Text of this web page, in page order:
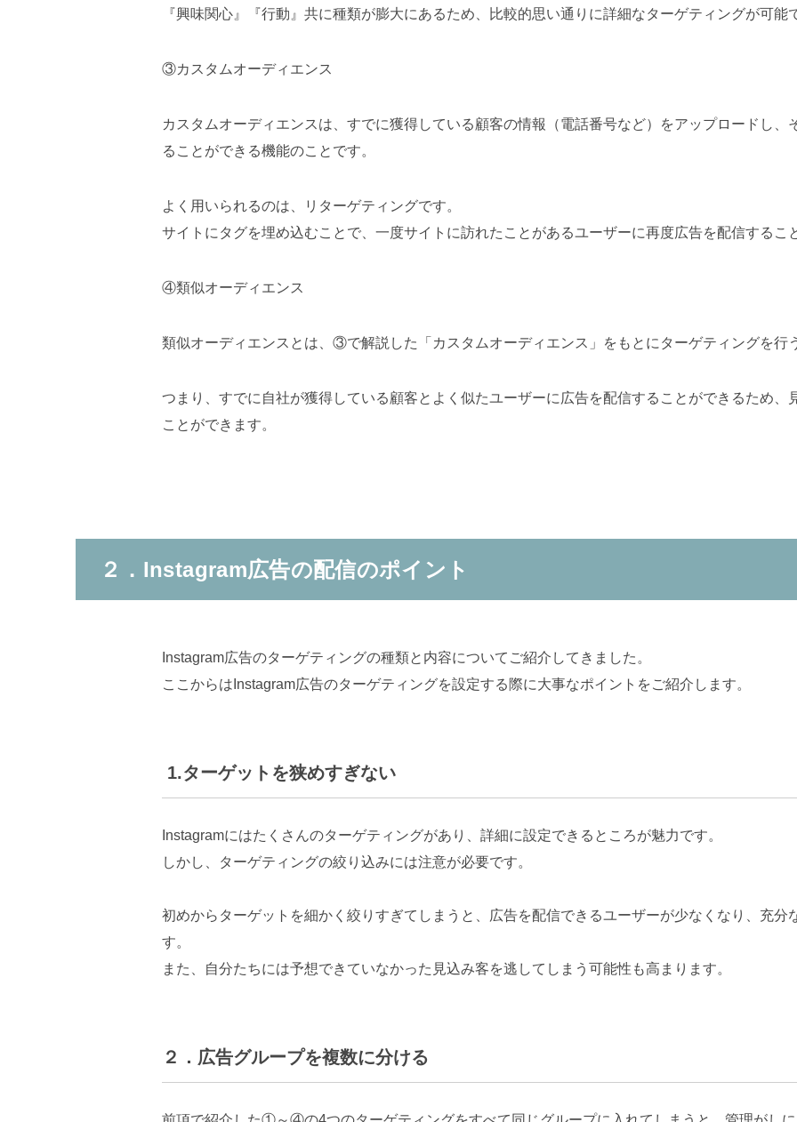
『興味関心』『行動』共に種類が膨大にあるため、比較的思い通りに詳細なターゲティングが可能
③カスタムオーディエンス
カスタムオーディエンスは、すでに獲得している顧客の情報（電話番号など）をアップロードし、
ることができる機能のことです。
よく用いられるのは、リターゲティングです。
サイトにタグを埋め込むことで、一度サイトに訪れたことがあるユーザーに再度広告を配信するこ
④類似オーディエンス
類似オーディエンスとは、③で解説した「カスタムオーディエンス」をもとにターゲティングを行
つまり、すでに自社が獲得している顧客とよく似たユーザーに広告を配信することができるため、
ことができます。
２．Instagram広告の配信のポイント
Instagram広告のターゲティングの種類と内容についてご紹介してきました。
ここからはInstagram広告のターゲティングを設定する際に大事なポイントをご紹介します。
1.ターゲットを狭めすぎない
Instagramにはたくさんのターゲティングがあり、詳細に設定できるところが魅力です。
しかし、ターゲティングの絞り込みには注意が必要です。
初めからターゲットを細かく絞りすぎてしまうと、広告を配信できるユーザーが少なくなり、充分
す。
また、自分たちには予想できていなかった見込み客を逃してしまう可能性も高まります。
２．広告グループを複数に分ける